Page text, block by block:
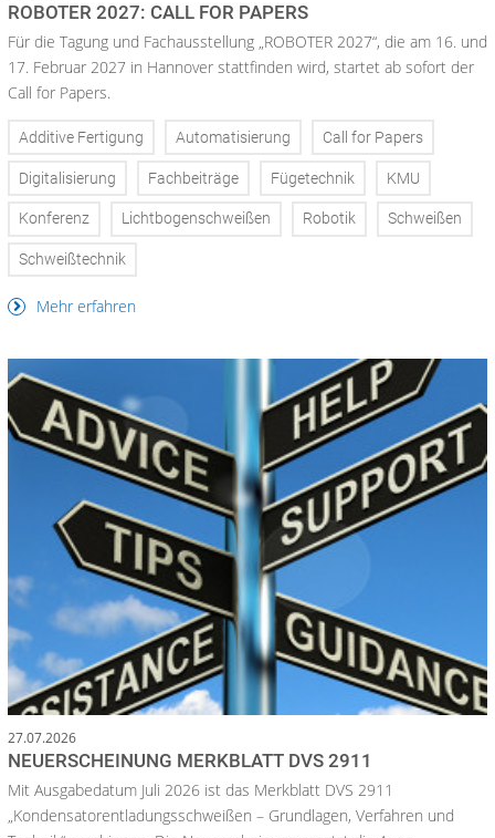
ROBOTER 2027: CALL FOR PAPERS
Für die Tagung und Fachausstellung „ROBOTER 2027“, die am 16. und
17. Februar 2027 in Hannover stattfinden wird, startet ab sofort der
Call for Papers.
Additive Fertigung Automatisierung Call for Papers
Digitalisierung Fachbeiträge Fügetechnik KMU
Konferenz Lichtbogenschweißen Robotik Schweißen
Schweißtechnik
Mehr erfahren
27.07.2026
NEUERSCHEINUNG MERKBLATT DVS 2911
Mit Ausgabedatum Juli 2026 ist das Merkblatt DVS 2911
„Kondensatorentladungsschweißen – Grundlagen, Verfahren und